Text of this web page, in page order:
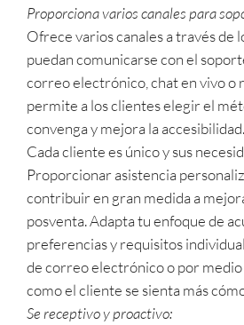
Proporciona varios canales para
Ofrece varios canales a través de
puedan comunicarse con el
correo electrónico, chat en vivo o
permite a los clientes elegir el
convenga y mejora la accesibilidad.
Cada cliente es único y sus
Proporcionar asistencia
contribuir en gran medida a
posventa. Adapta tu enfoque de
preferencias y requisitos
de correo electrónico o por medio
como el cliente se sienta más
Se receptivo y proactivo: